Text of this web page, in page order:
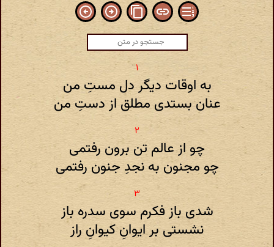
به اوقات دیگر دل مستِ من
عنان بستدی مطلق از دستِ من
چو از عالم تن برون رفتمی
چو مجنون به نجدِ جنون رفتمی
شدی باز فکرم سوی سدره باز
نشستی بر ایوانِ کیوانِ راز